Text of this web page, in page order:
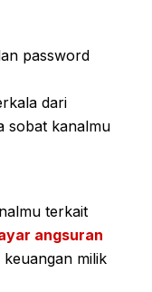
password
dari
sobat kanalmu
terkait
angsuran
keuangan milik